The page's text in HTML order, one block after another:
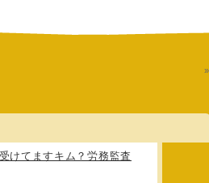
»
けてますキム？労務監査